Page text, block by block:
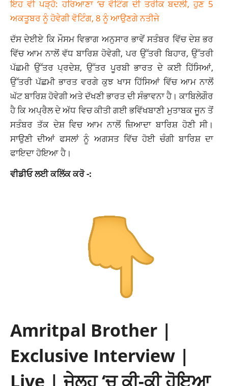
ਇਹ ਵੀ ਪੜ੍ਹੋ: ਹਰਿਆਣਾ ‘ਚ ਵੋਟਿੰਗ ਦੀ ਤਰੀਕ ਬਦਲੀ, ਹੁਣ 5
ਅਕਤੂਬਰ ਨੂੰ ਹੋਵੇਗੀ ਵੋਟਿੰਗ, 8 ਨੂੰ ਆਉਣਗੇ ਨਤੀਜੇ
ਦੱਸ ਦੇਈਏ ਕਿ ਮੌਸਮ ਵਿਭਾਗ ਅਨੁਸਾਰ ਭਾਵੇਂ ਸਤੰਬਰ ਵਿੱਚ ਦੇਸ਼ ਭਰ
ਵਿੱਚ ਆਮ ਨਾਲੋਂ ਵੱਧ ਬਾਰਿਸ਼ ਹੋਵੇਗੀ, ਪਰ ਉੱਤਰੀ ਬਿਹਾਰ, ਉੱਤਰੀ
ਪੱਛਮੀ ਉੱਤਰ ਪ੍ਰਦੇਸ਼, ਉੱਤਰ ਪੂਰਬੀ ਭਾਰਤ ਦੇ ਕਈ ਹਿੱਸਿਆਂ,
ਉੱਤਰੀ ਪੱਛਮੀ ਭਾਰਤ ਵਰਗੇ ਕੁਝ ਖਾਸ ਹਿੱਸਿਆਂ ਵਿੱਚ ਆਮ ਨਾਲੋਂ
ਘੱਟ ਬਾਰਿਸ਼ ਹੋਵੇਗੀ ਅਤੇ ਦੱਖਣੀ ਭਾਰਤ ਦੀ ਸੰਭਾਵਨਾ ਹੈ। ਕਾਬਿਲੇਗੌਰ
ਹੈ ਕਿ ਅਪ੍ਰੈਲ ਦੇ ਅੱਧ ਵਿਚ ਕੀਤੀ ਗਈ ਭਵਿੱਖਬਾਣੀ ਮੁਤਾਬਕ ਜੂਨ ਤੋਂ
ਸਤੰਬਰ ਤੱਕ ਦੇਸ਼ ਵਿਚ ਆਮ ਨਾਲੋਂ ਜ਼ਿਆਦਾ ਬਾਰਿਸ਼ ਹੋਣੀ ਸੀ।
ਸਾਉਣੀ ਦੀਆਂ ਫਸਲਾਂ ਨੂੰ ਅਗਸਤ ਵਿੱਚ ਹੋਈ ਚੰਗੀ ਬਾਰਿਸ਼ ਦਾ
ਫਾਇਦਾ ਹੋਇਆ ਹੈ।
ਵੀਡੀਓ ਲਈ ਕਲਿੱਕ ਕਰੋ -:
Amritpal Brother |
Exclusive Interview |
Live | ਜੇਲ੍ਹ ‘ਚ ਕੀ-ਕੀ ਹੋਇਆ